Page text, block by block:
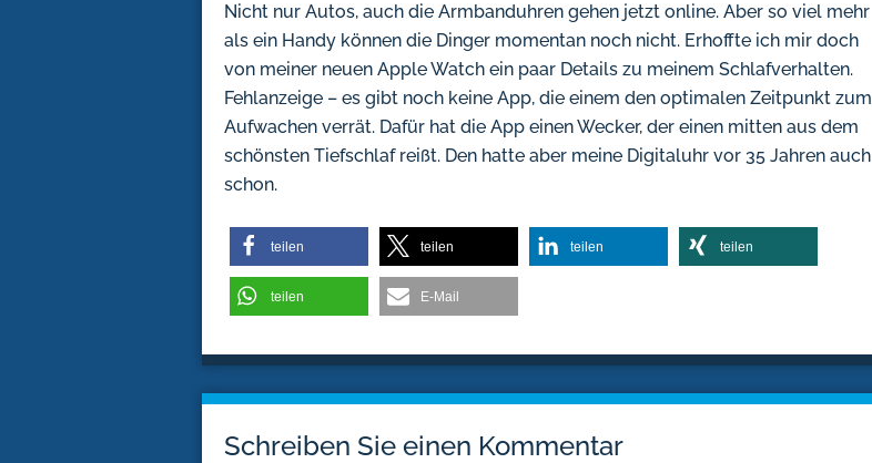
Nicht nur Autos, auch die Armbanduhren gehen jetzt online. Aber so viel mehr
als ein Handy können die Dinger momentan noch nicht. Erhoffte ich mir doch
von meiner neuen Apple Watch ein paar Details zu meinem Schlafverhalten.
Fehlanzeige – es gibt noch keine App, die einem den optimalen Zeitpunkt zum
Aufwachen verrät. Dafür hat die App einen Wecker, der einen mitten aus dem
schönsten Tiefschlaf reißt. Den hatte aber meine Digitaluhr vor 35 Jahren auch
schon.
teilen teilen teilen teilen
teilen E-Mail
Schreiben Sie einen Kommentar